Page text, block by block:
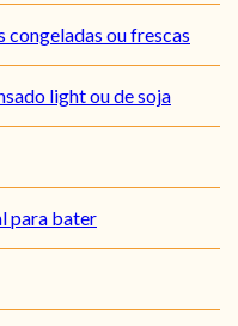
congeladas ou frescas
light ou de soja
para bater